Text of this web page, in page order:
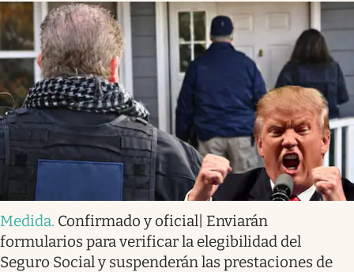
Medida. Confirmado y oficial| Enviarán
formularios para verificar la elegibilidad del
Seguro Social y suspenderán las prestaciones de